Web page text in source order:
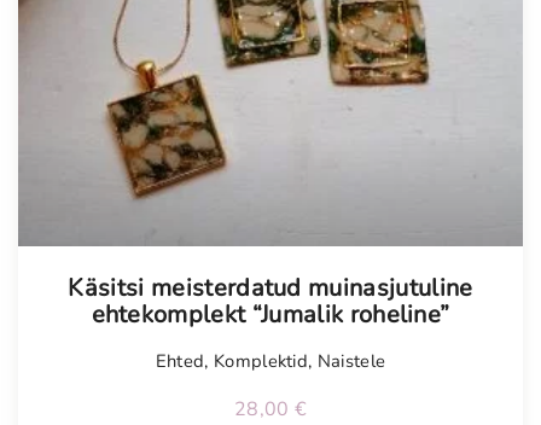
Käsitsi meisterdatud muinasjutuline
ehtekomplekt “Jumalik roheline”
Ehted, Komplektid, Naistele
28,00 €